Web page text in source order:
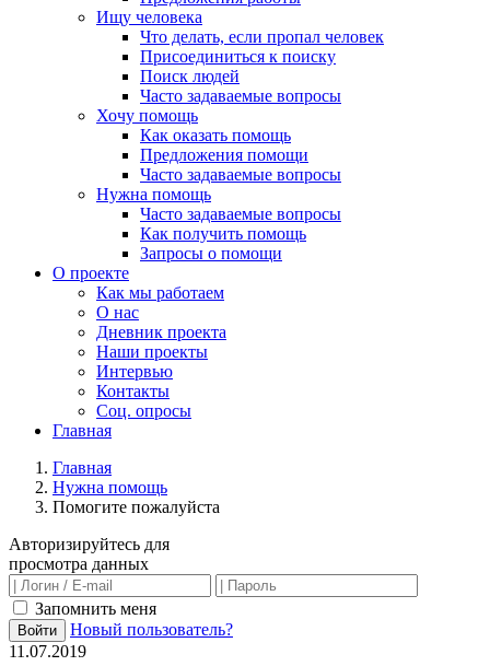
Ищу человека
Что делать, если пропал человек
Присоединиться к поиску
Поиск людей
Часто задаваемые вопросы
Хочу помощь
Как оказать помощь
Предложения помощи
Часто задаваемые вопросы
Нужна помощь
Часто задаваемые вопросы
Как получить помощь
Запросы о помощи
О проекте
Как мы работаем
О нас
Дневник проекта
Наши проекты
Интервью
Контакты
Соц. опросы
Главная
Главная
Нужна помощь
Помогите пожалуйста
Авторизируйтесь для
просмотра данных
Запомнить меня
Войти
Новый пользователь?
11.07.2019